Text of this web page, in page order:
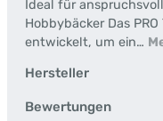
Ideal für
Hobbybäcker Das
entwickelt, um ein…
Hersteller
Bewertungen